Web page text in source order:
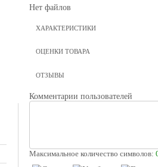
Нет файлов
ХАРАКТЕРИСТИКИ
ОЦЕНКИ ТОВАРА
ОТЗЫВЫ
Комментарии пользователей
Максимальное количество символов: